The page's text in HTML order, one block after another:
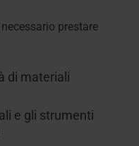
prestare
di materiali
e gli strumenti